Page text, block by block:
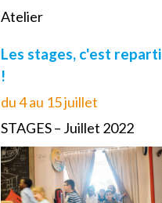
Atelier
Les stages, c'est reparti
!
du 4 au 15 juillet
STAGES – Juillet 2022